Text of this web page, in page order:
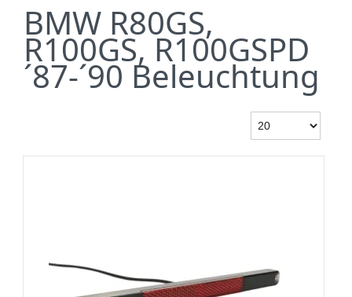
BMW R80GS,
R100GS, R100GSPD
´87-´90 Beleuchtung